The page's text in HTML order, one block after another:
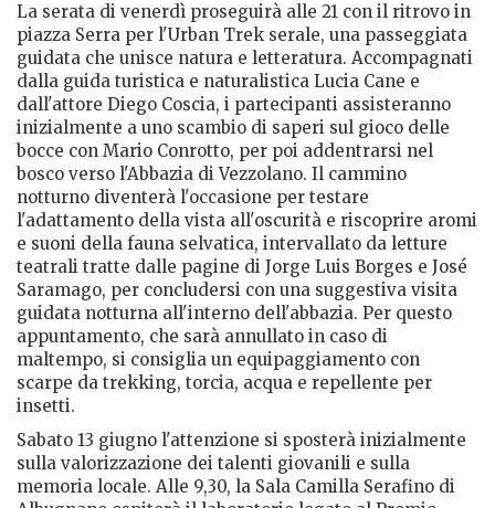
La serata di venerdì proseguirà alle 21 con il ritrovo in
piazza Serra per l'Urban Trek serale, una passeggiata
guidata che unisce natura e letteratura. Accompagnati
dalla guida turistica e naturalistica Lucia Cane e
dall'attore Diego Coscia, i partecipanti assisteranno
inizialmente a uno scambio di saperi sul gioco delle
bocce con Mario Conrotto, per poi addentrarsi nel
bosco verso l'Abbazia di Vezzolano. Il cammino
notturno diventerà l'occasione per testare
l'adattamento della vista all'oscurità e riscoprire aromi
e suoni della fauna selvatica, intervallato da letture
teatrali tratte dalle pagine di Jorge Luis Borges e José
Saramago, per concludersi con una suggestiva visita
guidata notturna all'interno dell'abbazia. Per questo
appuntamento, che sarà annullato in caso di
maltempo, si consiglia un equipaggiamento con
scarpe da trekking, torcia, acqua e repellente per
insetti.
Sabato 13 giugno l'attenzione si sposterà inizialmente
sulla valorizzazione dei talenti giovanili e sulla
memoria locale. Alle 9,30, la Sala Camilla Serafino di